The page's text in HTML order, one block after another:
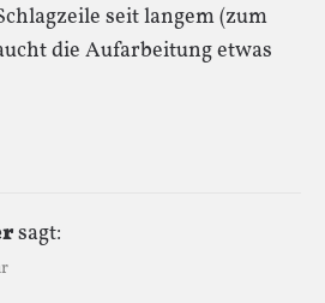
seit langem (zum
die Aufarbeitung etwas
sagt: